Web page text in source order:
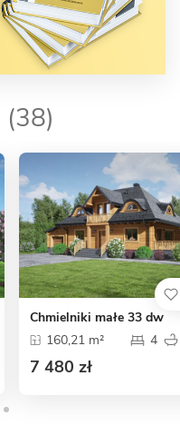
(38)
Chmielniki małe 33 dw
160,21 m²
4
7 480 zł